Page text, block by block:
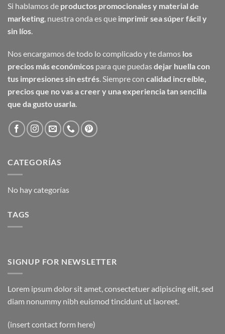
Si hablamos de productos promocionales y material de
marketing , nuestra onda es que imprimir sea súper fácil y
sin líos
Nos encargamos de todo lo complicado y te damos los
precios más económicos para que puedasdejar huella con
tus impresiones sin estrés. Siempre con calidad increíble,
precios que no vas a creer y una experiencia tan sencilla
que da gusto usarla.
CATEGORÍAS
No hay categorías
TAGS
SIGNUP FOR NEWSLETTER
Lorem ipsum dolor sit amet, consectetuer adipiscing elit, sed
diam nonummy nibh euismod tincidunt ut laoreet.
(insert contact form here)